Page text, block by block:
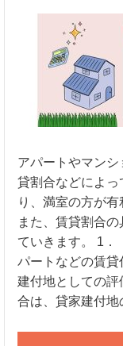
アパートやマン
貸割合などによ
り、満室の方が有
また、賃貸割合
ていきます。 1．
パートなどの賃
建付地としての評
合は、貸家建付